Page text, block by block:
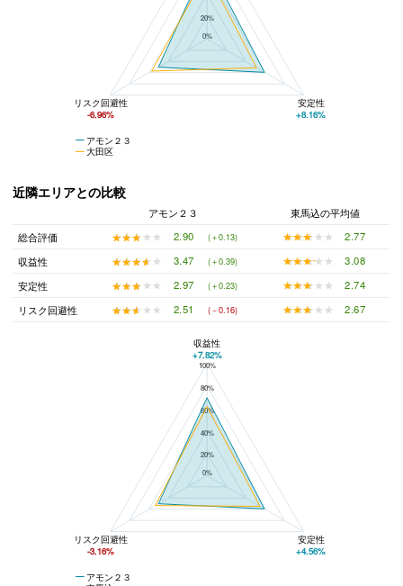
20%
0%
アモン２３
大田区
リスク回避性
-6.96%
安定性
+8.16%
近隣エリアとの比較
アモン２３
東馬込の平均値
総合評価
★★★★★
★★★★★ 2.90 (＋0.13) ★★★★★
★★★★★
2.77
収益性
★★★★★
★★★★★ 3.47 (＋0.39) ★★★★★
★★★★★
3.08
安定性
★★★★★
★★★★★ 2.97 (＋0.23) ★★★★★
★★★★★
2.74
リスク回避性
★★★★★
★★★★★ 2.51 (－0.16) ★★★★★
★★★★★ 2.67
アモン２３と東馬込の平均値の総合評価の比較
100%
80%
60%
40%
20%
0%
アモン２３
収益性
+7.82%
リスク回避性
-3.16%
安定性
+4.56%